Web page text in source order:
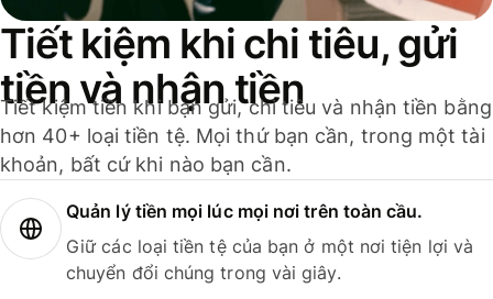
Tiết kiệm khi chi tiêu, gửi
tiền và nhận tiền
Tiết kiệm tiền khi bạn gửi, chi tiêu và nhận tiền bằng
hơn 40+ loại tiền tệ. Mọi thứ bạn cần, trong một tài
khoản, bất cứ khi nào bạn cần.
Quản lý tiền mọi lúc mọi nơi trên toàn cầu.
Giữ các loại tiền tệ của bạn ở một nơi tiện lợi và
chuyển đổi chúng trong vài giây.